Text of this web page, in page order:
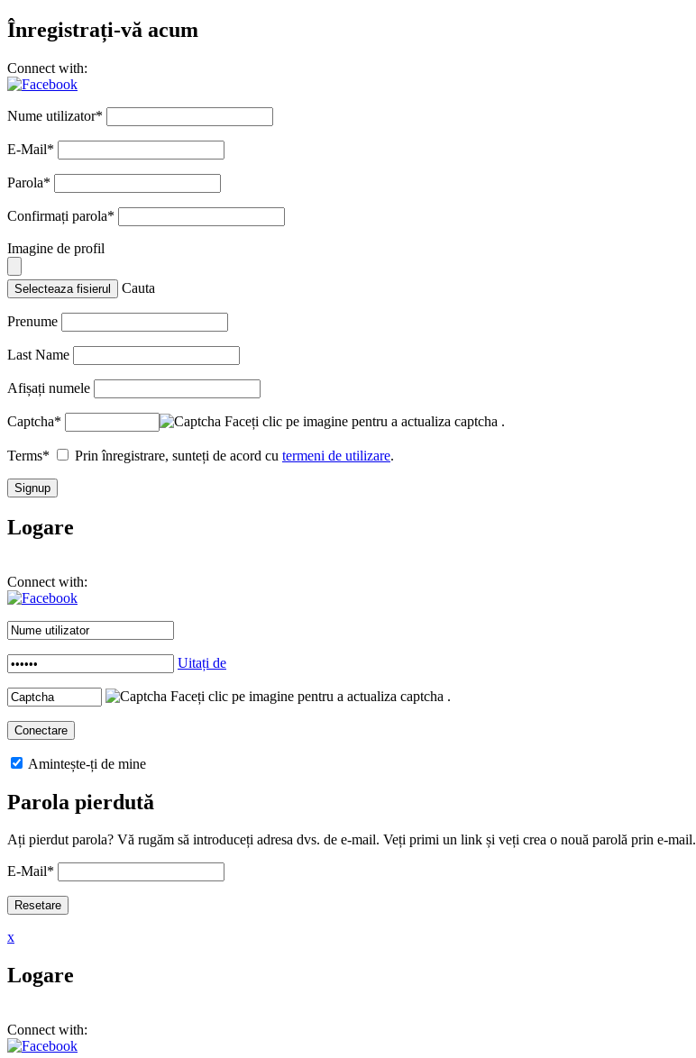
Înregistrați-vă acum
Connect with:
Nume utilizator*
E-Mail*
Parola*
Confirmați parola*
Imagine de profil
Selecteaza fisierul Cauta
Prenume
Last Name
Afișați numele
Captcha* Faceți clic pe imagine pentru a actualiza captcha .
Terms* Prin înregistrare, sunteți de acord cu termeni de utilizare.
Logare
Connect with:
Uitați de
Faceți clic pe imagine pentru a actualiza captcha .
Amintește-ți de mine
Parola pierdută
Ați pierdut parola? Vă rugăm să introduceți adresa dvs. de e-mail. Veți primi un link și veți crea o nouă parolă prin e-mail.
E-Mail*
x
Logare
Connect with: